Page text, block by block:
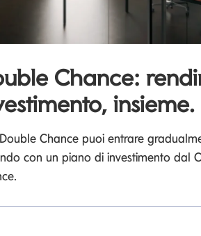
Chance:
insieme.
Chance puoi entrare
con un piano di investimento dal